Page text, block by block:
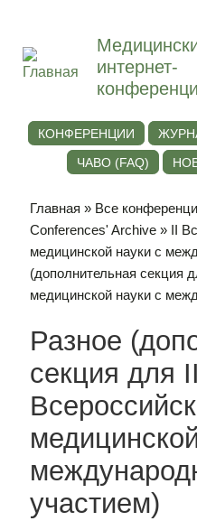
интернет-
КОНФЕРЕНЦИИ
ЧАВО (FAQ)
Главная » Все
Conferences' Archive » II
медицинской науки с
(дополнительная секция
медицинской науки с
Разное
секция для II
участием)